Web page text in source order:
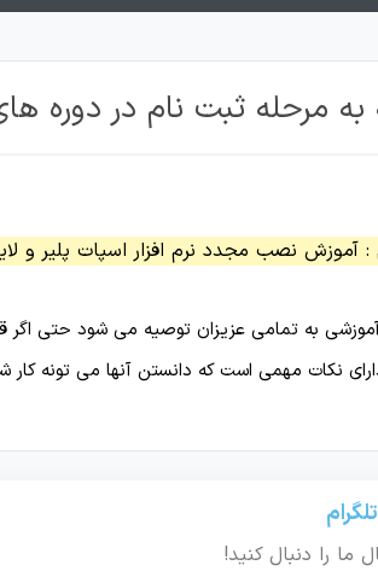
مرحله ثبت نام در
نصب مجدد نرم افزار اسپات پلیر و
به تمامی عزیزان توصیه می شود حتی اگر
نکات مهمی است که دانستن آنها می تونه کار
تلگرام
ما را دنبال کنید!